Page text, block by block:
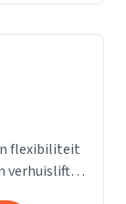
flexibiliteit
verhuislift